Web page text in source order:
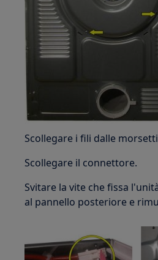
Scollegare i fili dalle
Scollegare il connettore.
Svitare la vite che fissa
al pannello posteriore e